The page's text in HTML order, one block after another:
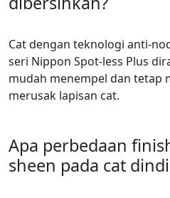
Cat dengan teknologi anti-
seri Nippon Spot-less Plus
mudah menempel dan tetap
merusak lapisan cat.
Apa perbedaan
sheen pada cat